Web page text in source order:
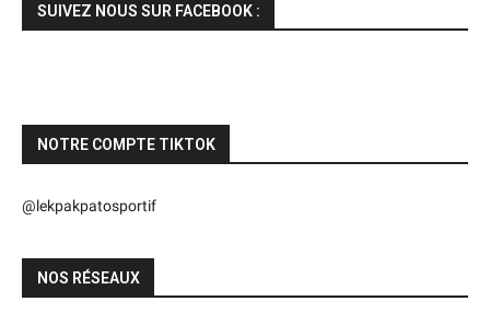
SUIVEZ NOUS SUR FACEBOOK :
NOTRE COMPTE TIKTOK
@lekpakpatosportif
NOS RÉSEAUX